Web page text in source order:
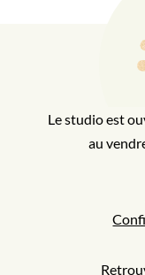
Le studio est
au